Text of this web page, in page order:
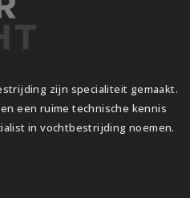
zijn specialiteit gemaakt.
een ruime technische kennis
in vochtbestrijding noemen.